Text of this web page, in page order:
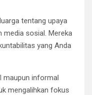
tentang upaya
media sosial. Mereka
yang Anda
maupun informal
mengalihkan fokus